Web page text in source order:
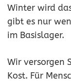
Winter wird
gibt es nur
im Basislager.
Wir versorgen
Kost. Für